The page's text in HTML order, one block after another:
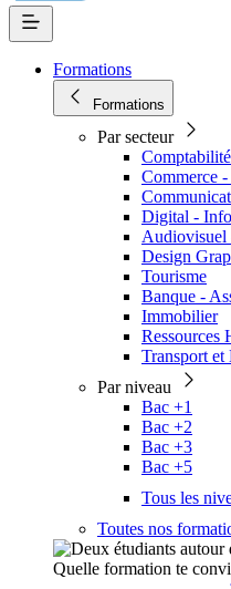
Formations
Formations
Par secteur
Commerce
Digital -
Audiovisuel
Design
Tourisme
Banque -
Immobilier
Ressources
Transport
Par niveau
Bac +1
Bac +2
Bac +3
Bac +5
Tous les
Toutes nos
Quelle formation te